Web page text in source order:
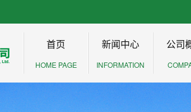
首页
HOME PAGE
新闻中心
INFORMATION
公司